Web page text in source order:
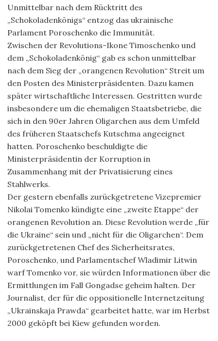
Unmittelbar nach dem Rücktritt des
„Schokoladenkönigs“ entzog das ukrainische
Parlament Poroschenko die Immunität.
Zwischen der Revolutions-Ikone Timoschenko und
dem „Schokoladenkönig“ gab es schon unmittelbar
nach dem Sieg der „orangenen Revolution“ Streit um
den Posten des Ministerpräsidenten. Dazu kamen
später wirtschaftliche Interessen. Gestritten wurde
insbesondere um die ehemaligen Staatsbetriebe, die
sich in den 90er Jahren Oligarchen aus dem Umfeld
des früheren Staatschefs Kutschma angeeignet
hatten. Poroschenko beschuldigte die
Ministerpräsidentin der Korruption in
Zusammenhang mit der Privatisierung eines
Stahlwerks.
Der gestern ebenfalls zurückgetretene Vizepremier
Nikolai Tomenko kündigte eine „zweite Etappe“ der
orangenen Revolution an. Diese Revolution werde „für
die Ukraine“ sein und „nicht für die Oligarchen“. Dem
zurückgetretenen Chef des Sicherheitsrates,
Poroschenko, und Parlamentschef Wladimir Litwin
warf Tomenko vor, sie würden Informationen über die
Ermittlungen im Fall Gongadse geheim halten. Der
Journalist, der für die oppositionelle Internetzeitung
„Ukrainskaja Prawda“ gearbeitet hatte, war im Herbst
2000 geköpft bei Kiew gefunden worden.